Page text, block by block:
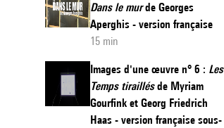
Dans le murde Georges
Aperghis - version française
15 min
Images d'une œuvre n° 6 : Les
Temps tiraillésde Myriam
Gourfink et Georg Friedrich
Haas - version française sous-